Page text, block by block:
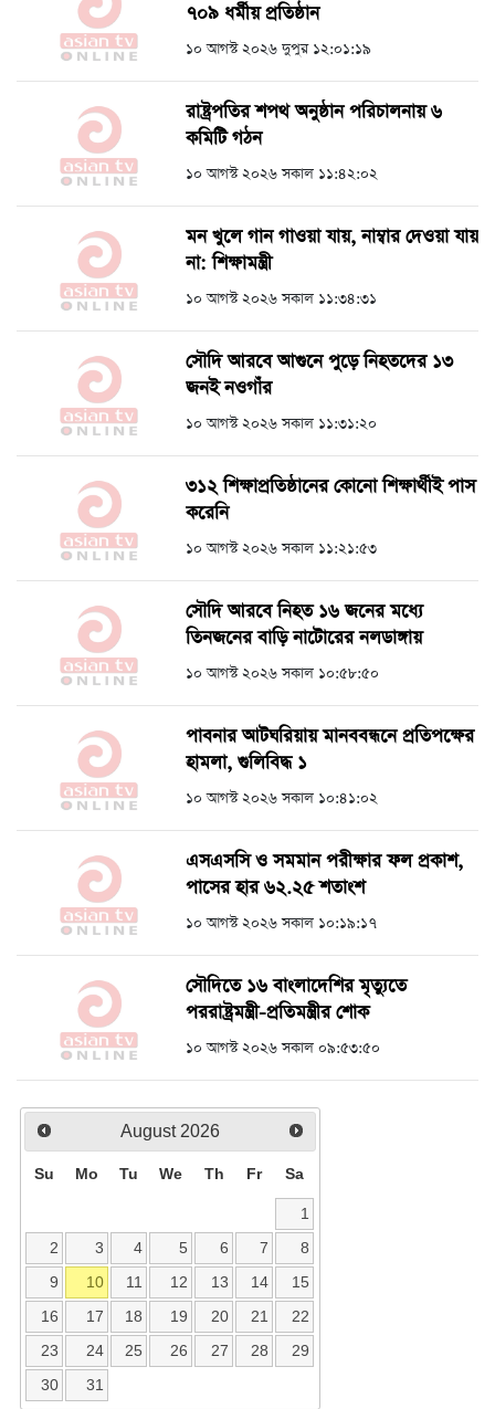
৭০৯ ধর্মীয় প্রতিষ্ঠান
১০ আগস্ট ২০২৬ দুপুর ১২:০১:১৯
রাষ্ট্রপতির শপথ অনুষ্ঠান পরিচালনায় ৬
কমিটি গঠন
১০ আগস্ট ২০২৬ সকাল ১১:৪২:০২
মন খুলে গান গাওয়া যায়, নাম্বার দেওয়া যায়
না: শিক্ষামন্ত্রী
১০ আগস্ট ২০২৬ সকাল ১১:৩৪:৩১
সৌদি আরবে আগুনে পুড়ে নিহতদের ১৩
জনই নওগাঁর
১০ আগস্ট ২০২৬ সকাল ১১:৩১:২০
৩১২ শিক্ষাপ্রতিষ্ঠানের কোনো শিক্ষার্থীই পাস
করেনি
১০ আগস্ট ২০২৬ সকাল ১১:২১:৫৩
সৌদি আরবে নিহত ১৬ জনের মধ্যে
তিনজনের বাড়ি নাটোরের নলডাঙ্গায়
১০ আগস্ট ২০২৬ সকাল ১০:৫৮:৫০
পাবনার আটঘরিয়ায় মানববন্ধনে প্রতিপক্ষের
হামলা, গুলিবিদ্ধ ১
১০ আগস্ট ২০২৬ সকাল ১০:৪১:০২
এসএসসি ও সমমান পরীক্ষার ফল প্রকাশ,
পাসের হার ৬২.২৫ শতাংশ
১০ আগস্ট ২০২৬ সকাল ১০:১৯:১৭
সৌদিতে ১৬ বাংলাদেশির মৃত্যুতে
পররাষ্ট্রমন্ত্রী-প্রতিমন্ত্রীর শোক
১০ আগস্ট ২০২৬ সকাল ০৯:৫৩:৫০
August 2026
Su Mo Tu We Th Fr Sa
1
2
3 4 5 6 7
8
9
10 11 12 13 14
15
16
17 18 19 20 21
22
23
24 25 26 27 28
29
30
31